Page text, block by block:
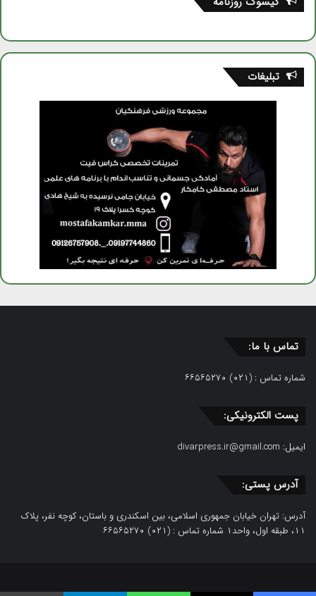
تبلیغات
تماس با ما:
شماره تماس : (۰۲۱) ۶۶۵۶۵۲۷۰
پست الکترونیکی:
ایمیل: divarpress.ir@gmail.com
آدرس پستی:
آدرس: تهران خیابان جمهوری اسلامی، بین اسکندری و باستان، کوچه نفر، پلاک
۱۱، طبقه اول، واحد۱ شماره تماس : (۰۲۱) ۶۶۵۶۵۲۷۰